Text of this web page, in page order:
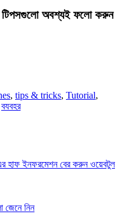
টিপসগুলো অবশ্যই ফলো করুন
, tips & tricks, Tutorial,
বযবহর
হাফ ইনফরমেশন বের করুন ওয়েবটুল
জেনে নিন